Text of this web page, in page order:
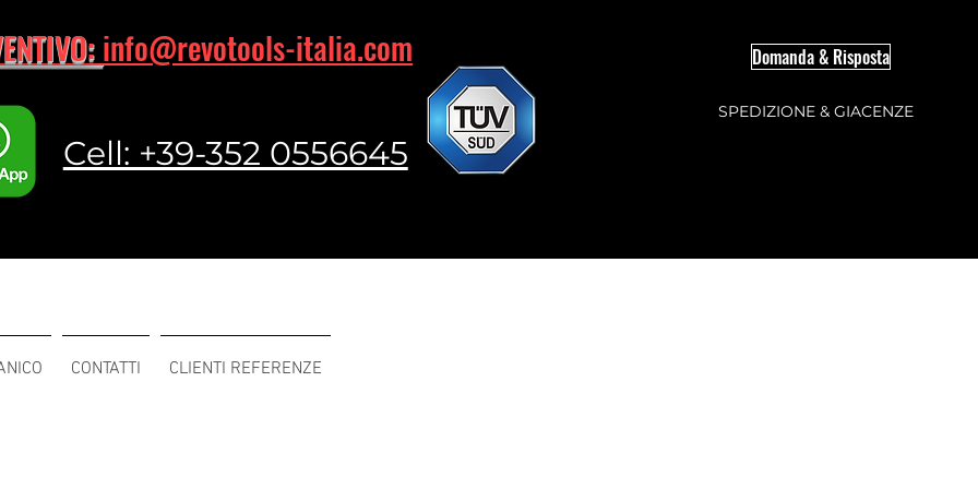
info@revotools-italia.com
Cell: +39-352 0556645
Domanda & Risposta
SPEDIZIONE & GIACENZE
CONTATTI CLIENTI REFERENZE